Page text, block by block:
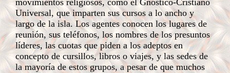
movimientos religiosos, como el Gnóstico-Cristiano
Universal, que imparten sus cursos a lo ancho y
largo de la isla. Los agentes conocen los lugares de
reunión, sus teléfonos, los nombres de los presuntos
líderes, las cuotas que piden a los adeptos en
concepto de cursillos, libros o viajes, y las sedes de
la mayoría de estos grupos, a pesar de que muchos